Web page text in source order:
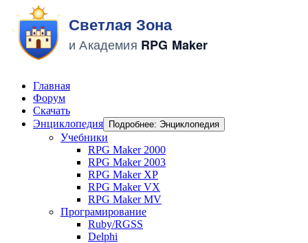
Главная
Форум
Скачать
Энциклопедия
Подробнее: Энциклопедия
Учебники
RPG Maker 2000
RPG Maker 2003
RPG Maker XP
RPG Maker VX
RPG Maker MV
Програмирование
Ruby/RGSS
Delphi